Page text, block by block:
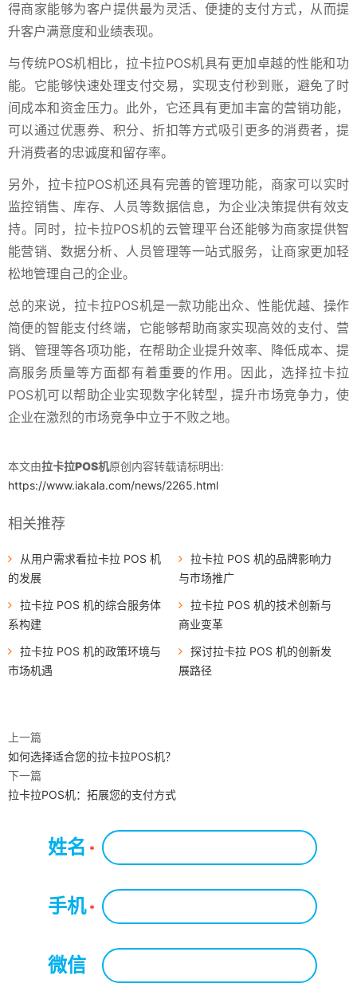
得商家能够为客户提供最为灵活、便捷的支付方式，从而提
升客户满意度和业绩表现。
与传统POS机相比，拉卡拉POS机具有更加卓越的性能和功
能。它能够快速处理支付交易，实现支付秒到账，避免了时
间成本和资金压力。此外，它还具有更加丰富的营销功能，
可以通过优惠券、积分、折扣等方式吸引更多的消费者，提
升消费者的忠诚度和留存率。
另外，拉卡拉POS机还具有完善的管理功能，商家可以实时
监控销售、库存、人员等数据信息，为企业决策提供有效支
持。同时，拉卡拉POS机的云管理平台还能够为商家提供智
能营销、数据分析、人员管理等一站式服务，让商家更加轻
松地管理自己的企业。
总的来说，拉卡拉POS机是一款功能出众、性能优越、操作
简便的智能支付终端，它能够帮助商家实现高效的支付、营
销、管理等各项功能，在帮助企业提升效率、降低成本、提
高服务质量等方面都有着重要的作用。因此，选择拉卡拉
POS机可以帮助企业实现数字化转型，提升市场竞争力，使
企业在激烈的市场竞争中立于不败之地。
本文由拉卡拉POS机原创内容转载请标明出:
https://www.iakala.com/news/2265.html
相关推荐
从用户需求看拉卡拉 POS 机
的发展
拉卡拉 POS 机的品牌影响力
与市场推广
拉卡拉 POS 机的综合服务体
系构建
拉卡拉 POS 机的技术创新与
商业变革
拉卡拉 POS 机的政策环境与
市场机遇
探讨拉卡拉 POS 机的创新发
展路径
上一篇
如何选择适合您的拉卡拉POS机？
下一篇
拉卡拉POS机：拓展您的支付方式
姓名 *
手机*
微信